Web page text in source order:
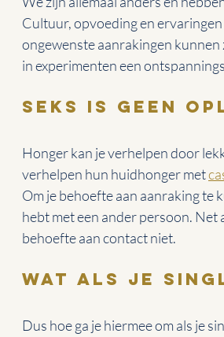
Cultuur, opvoeding en
ongewenste aanrakingen kunnen
in experimenten een
Seks is geen
Honger kan je verhelpen door
verhelpen hun huidhonger met
Om je behoefte aan aanraking te
hebt met een ander persoon.
behoefte aan contact niet.
Wat als je
Dus hoe ga je hiermee om als je